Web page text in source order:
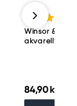
Winsor &
akvarellfärg 5
84,90 kr